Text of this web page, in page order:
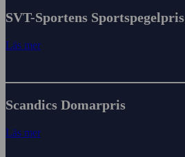
SVT-Sportens Sportspegelpris
Läs mer
Scandics Domarpris
Läs mer